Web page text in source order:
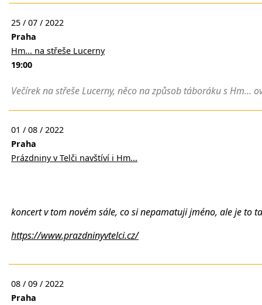
25 / 07 / 2022
Praha
Hm... na střeše Lucerny
19:00
Večírek na střeše Lucerny, něco na způsob táboráku s
01 / 08 / 2022
Praha
Prázdniny v Telči navštíví i Hm...
koncert v tom novém sále, co si nepamatuji jméno, ale je to
https://www.prazdninyvtelci.cz/
08 / 09 / 2022
Praha